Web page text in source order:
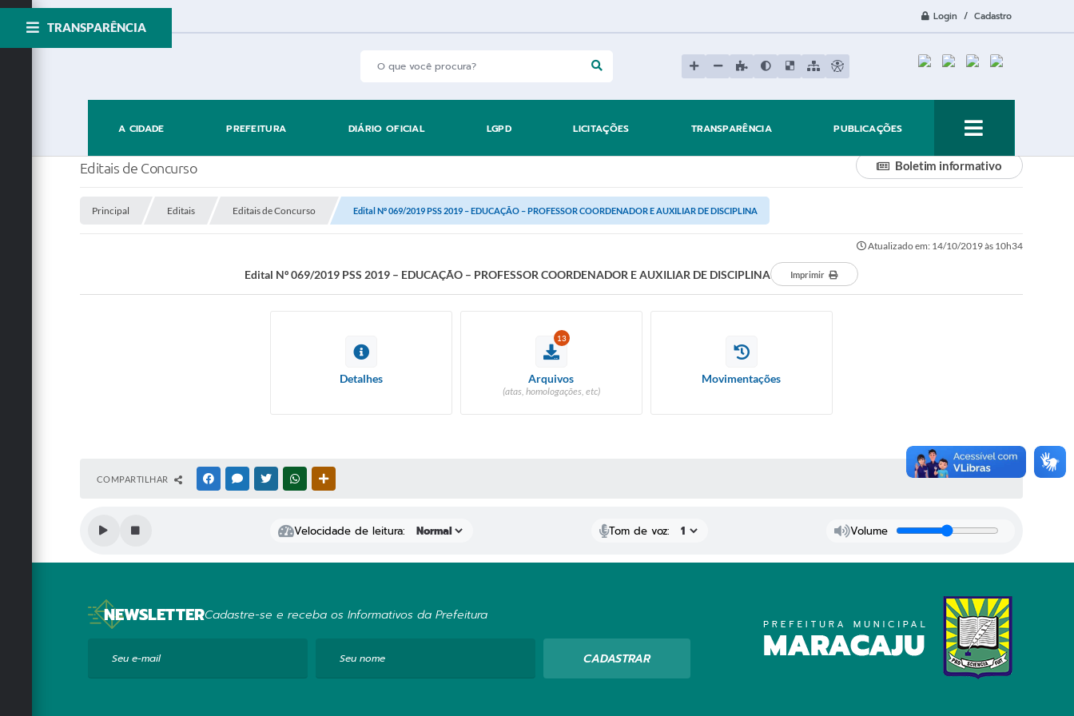
Login / Cadastro
A CIDADE PREFEITURA DIÁRIO OFICIAL LGPD LICITAÇÕES TRANSPARÊNCIA PUBLICAÇÕES
TRANSPARÊNCIA
Editais de Concurso Boletim informativo
Principal Editais Editais de Concurso Edital Nº 069/2019 PSS 2019 – EDUCAÇÃO – PROFESSOR COORDENADOR E AUXILIAR DE DISCIPLINA
Atualizado em: 14/10/2019 às 10h34
Edital Nº 069/2019 PSS 2019 – EDUCAÇÃO – PROFESSOR COORDENADOR E AUXILIAR DE DISCIPLINA Imprimir
Detalhes
13
Arquivos
(atas, homologações, etc)
Movimentações
COMPARTILHAR FACEBOOKMESSENGER
TWITTERWHATSAPP
Velocidade de leitura: Tom de voz: Volume
NEWSLETTERCadastre-se e receba os Informativos da Prefeitura
Seu e-mail Seu nome CADASTRAR